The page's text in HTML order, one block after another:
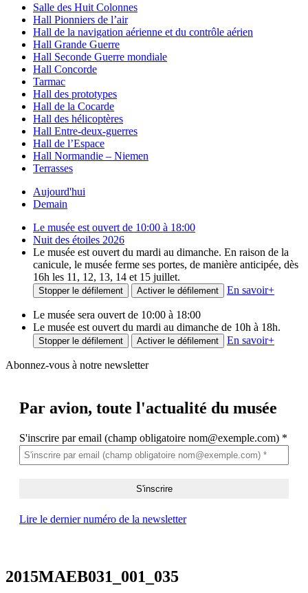
Salle des Huit Colonnes
Hall Pionniers de l’air
Hall de la navigation aérienne et du contrôle aérien
Hall Grande Guerre
Hall Seconde Guerre mondiale
Hall Concorde
Tarmac
Hall des prototypes
Hall de la Cocarde
Hall des hélicoptères
Hall Entre-deux-guerres
Hall de l’Espace
Hall Normandie – Niemen
Terrasses
Aujourd'hui
Demain
Le musée est ouvert de 10:00 à 18:00
Nuit des étoiles 2026
Le musée est ouvert du mardi au dimanche. En raison de la
canicule, le musée ferme ses portes, de manière anticipée, dès
16h les 11, 12, 13, 14 et 15 juillet.
Stopper le défilement Activer le défilement En savoir+
Le musée sera ouvert de 10:00 à 18:00
Le musée est ouvert du mardi au dimanche de 10h à 18h.
Stopper le défilement Activer le défilement En savoir+
Abonnez-vous à notre newsletter
Par avion, toute l'actualité du musée
S'inscrire par email (champ obligatoire nom@exemple.com) *
Lire le dernier numéro de la newsletter
2015MAEB031_001_035